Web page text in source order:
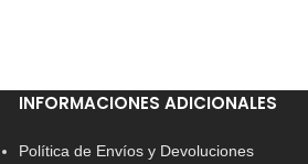
INFORMACIONES ADICIONALES
Política de Envíos y Devoluciones